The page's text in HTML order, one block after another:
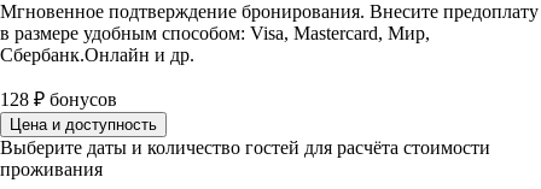
Мгновенное подтверждение бронирования. Внесите предоплату
в размере удобным способом: Visa, Mastercard, Мир,
Сбербанк.Онлайн и др.
128 ₽ бонусов
Цена и доступность
Выберите даты и количество гостей для расчёта стоимости
проживания